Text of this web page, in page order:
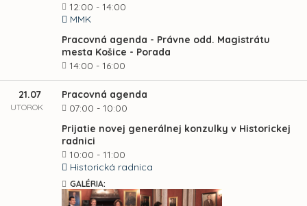
12:00 - 14:00
MMK
Pracovná agenda - Právne odd. Magistrátu
mesta Košice - Porada
14:00 - 16:00
21.07
UTOROK
Pracovná agenda
07:00 - 10:00
Prijatie novej generálnej konzulky v Historickej
radnici
10:00 - 11:00
Historická radnica
GALÉRIA: